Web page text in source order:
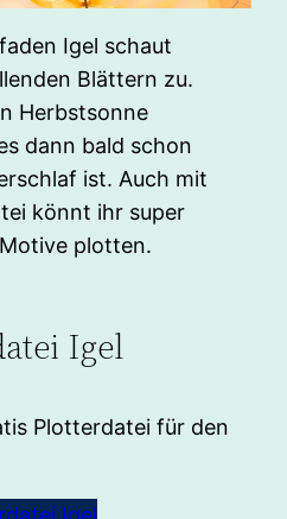
Igel schaut
Blättern zu.
Herbstsonne
dann bald schon
ist. Auch mit
könnt ihr super
plotten.
Igel
Plotterdatei für den